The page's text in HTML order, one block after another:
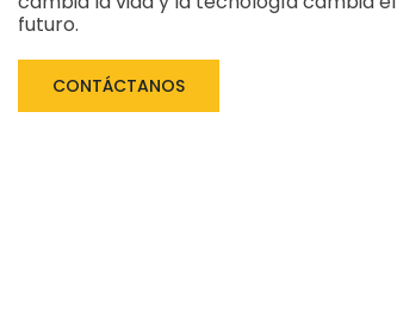
futuro.
CONTÁCTANOS